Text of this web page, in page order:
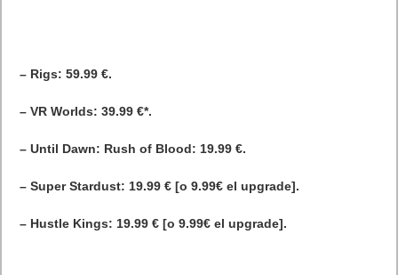
– Rigs: 59.99 €.
– VR Worlds: 39.99 €*.
– Until Dawn: Rush of Blood: 19.99 €.
– Super Stardust: 19.99 € [o 9.99€ el upgrade].
– Hustle Kings: 19.99 € [o 9.99€ el upgrade].